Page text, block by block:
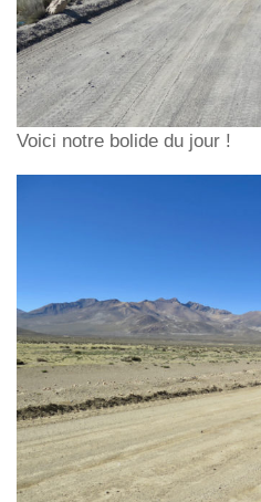
Voici notre bolide du jour !